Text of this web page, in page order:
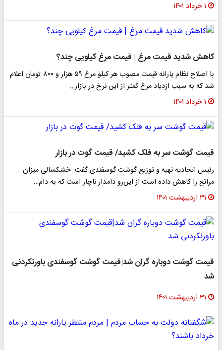
۱ خرداد ۱۴۰۱
​کاهش شدید قیمت مرغ | قیمت مرغ کیلویی چند؟
با اصلاح نظام یارانه قیمت مصوب هر کیلو مرغ ۵۹ هزار و ۸۰۰ تومان اعلام
شد که به سبب ازدیاد مرغ کمتر از این نرخ در بازار…
۱ خرداد ۱۴۰۱
​قیمت گوشت سر به فلک کشید/ قیمت گوت در بازار
رئیس اتحادیه تهیه و توزیع گوشت گوسفندی گفت: خشکسالی میزان
مراتع را کاهش داده است از این‌رو دامدار ناچار است که به دام…
۳۱ اردیبهشت ۱۴۰۱
قیمت گوشت دوباره گران شد|قیمت گوشت گوسفندی باورنکردنی
شد
۳۱ اردیبهشت ۱۴۰۱